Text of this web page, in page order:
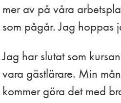
mer av på våra
som pågår. Jag hoppas
Jag har slutat som
vara gästlärare. Min
kommer göra det med